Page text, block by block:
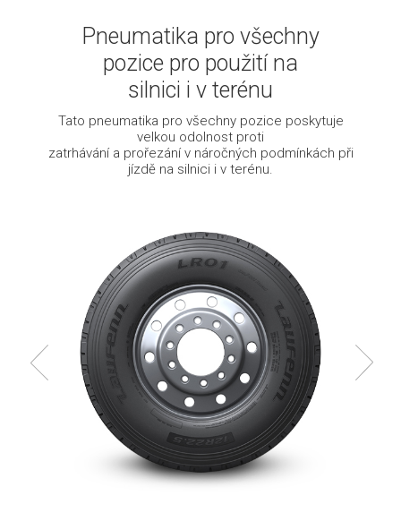
Pneumatika pro všechny
pozice pro použití na
silnici i v terénu
Tato pneumatika pro všechny pozice poskytuje
velkou odolnost proti
zatrhávání a prořezání v náročných podmínkách při
jízdě na silnici i v terénu.